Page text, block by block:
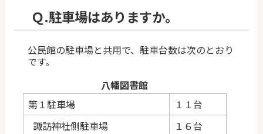
Ｑ.駐車場はありますか。
公民館の駐車場と共用で、駐車台数は次のとおり
です。
八幡図書館
第１駐車場
１１台
諏訪神社側駐車場
１６台